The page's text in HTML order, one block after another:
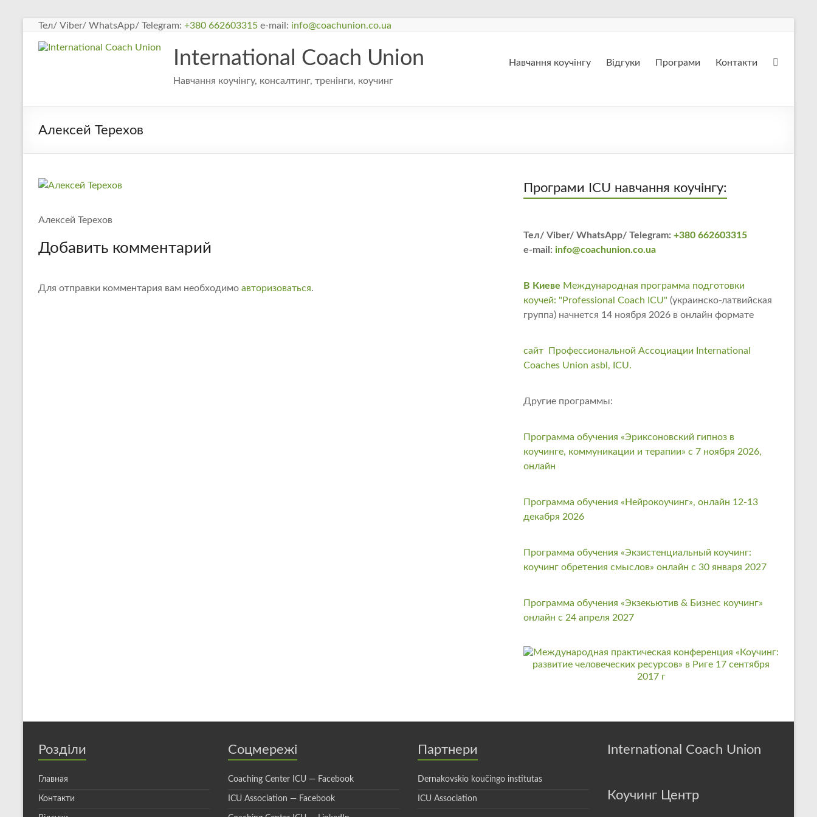
Перейти
содержимому
Тел/ Viber/ WhatsApp/ Telegram: +380 662603315 e-mail: info@coachunion.co.ua
International Coach Union
Навчання коучінгу, консалтинг, тренінги, коучинг
Навчання коучінгу Відгуки Програми Контакти
Алексей Терехов
Алексей Терехов
Добавить комментарий
Для отправки комментария вам необходимо авторизоваться.
Програми ICU навчання коучінгу:
Тел/ Viber/ WhatsApp/ Telegram: +380 662603315
e-mail: info@coachunion.co.ua
В Киеве Международная программа подготовки
коучей: "Professional Coach ICU" (украинско-латвийская
группа) начнется 14 ноября 2026 в онлайн формате
сайт Профессиональной Ассоциации International
Coaches Union asbl, ICU.
Другие программы:
Программа обучения «Эриксоновский гипноз в
коучинге, коммуникации и терапии» с 7 ноября 2026,
онлайн
Программа обучения «Нейрокоучинг», онлайн 12-13
декабря 2026
Программа обучения «Экзистенциальный коучинг:
коучинг обретения смыслов» онлайн с 30 января 2027
Программа обучения «Экзекьютив & Бизнес коучинг»
онлайн с 24 апреля 2027
Розділи
Главная
Контакти
Соцмережі
Coaching Center ICU — Facebook
ICU Association — Facebook
Партнери
Dernakovskio koučingo institutas
ICU Association
International Coach Union
Коучинг Центр